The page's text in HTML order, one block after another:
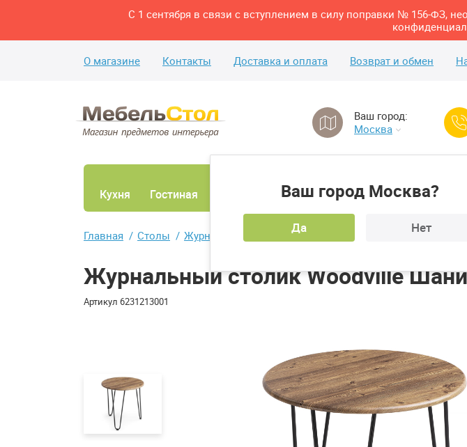
С 1 сентября в связи с вступлением в силу поправки № 156-ФЗ,
О магазине Контакты Доставка и оплата Возврат и обмен
Ваш город:
Москва
Ваш город Москва?
Да Нет
Кухня Гостиная Спальня
кабинет
Главная Столы Журнальные столы Журнальный столик Woodville
Журнальный столик Woodville Шани
Артикул 6231213001